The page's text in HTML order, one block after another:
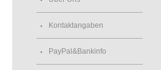
Kontaktangaben
PayPal&Bankinfo